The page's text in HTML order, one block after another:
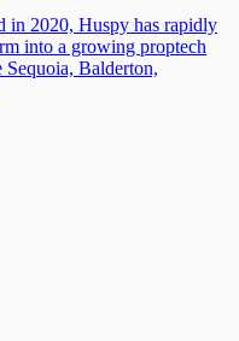
in 2020, Huspy has rapidly
into a growing proptech
Balderton,